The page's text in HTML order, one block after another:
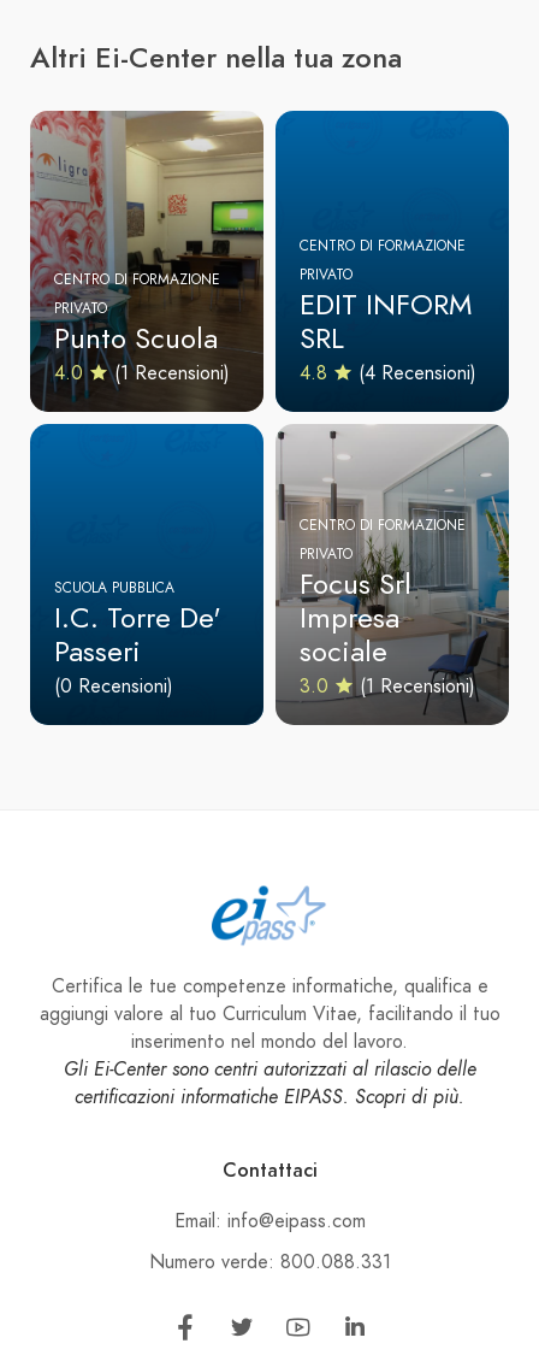
Altri Ei-Center nella tua zona
CENTRO DI FORMAZIONE
PRIVATO
Punto Scuola
4.0 (1 Recensioni)
CENTRO DI FORMAZIONE
PRIVATO
EDIT INFORM
SRL
4.8 (4 Recensioni)
SCUOLA PUBBLICA
I.C. Torre De'
Passeri
(0 Recensioni)
CENTRO DI FORMAZIONE
PRIVATO
Focus Srl
Impresa
sociale
3.0 (1 Recensioni)
Certifica le tue competenze informatiche, qualifica e
aggiungi valore al tuo Curriculum Vitae, facilitando il tuo
inserimento nel mondo del lavoro.
Gli Ei-Center sono centri autorizzati al rilascio delle
certificazioni informatiche EIPASS. Scopri di più.
Contattaci
Email: info@eipass.com
Numero verde: 800.088.331